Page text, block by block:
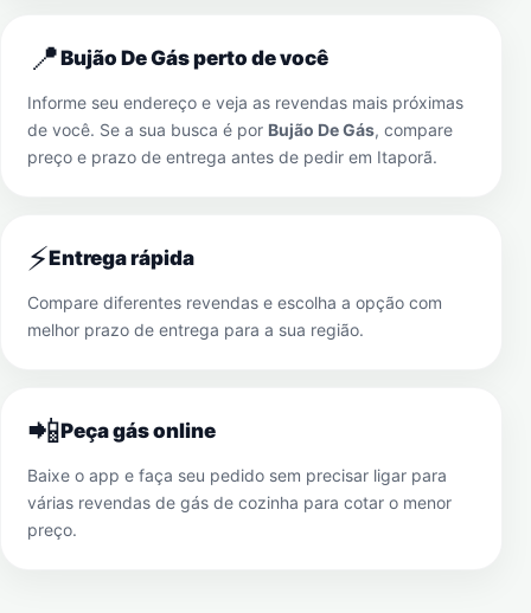
📍Bujão De Gás perto de você
Informe seu endereço e veja as revendas mais próximas
de você. Se a sua busca é por Bujão De Gás, compare
preço e prazo de entrega antes de pedir em Itaporã.
⚡Entrega rápida
Compare diferentes revendas e escolha a opção com
melhor prazo de entrega para a sua região.
📲Peça gás online
Baixe o app e faça seu pedido sem precisar ligar para
várias revendas de gás de cozinha para cotar o menor
preço.